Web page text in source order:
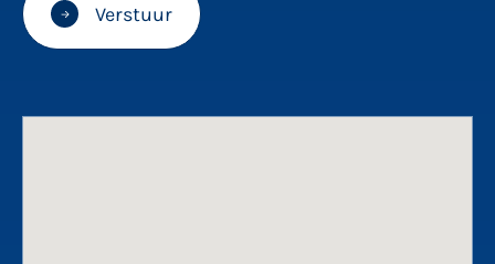
Verstuur